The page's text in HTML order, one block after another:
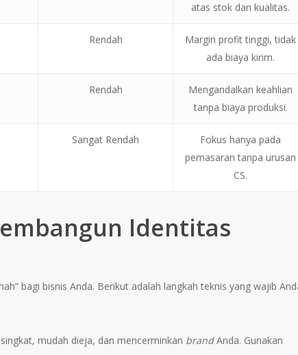
atas stok dan kualitas.
Rendah
Margin profit tinggi, tidak
ada biaya kirim.
Rendah
Mengandalkan keahlian
tanpa biaya produksi.
Sangat Rendah
Fokus hanya pada
pemasaran tanpa urusan
CS.
Identitas
bagi bisnis Anda. Berikut adalah langkah teknis yang wajib
mudah dieja, dan mencerminkan brandAnda. Gunakan